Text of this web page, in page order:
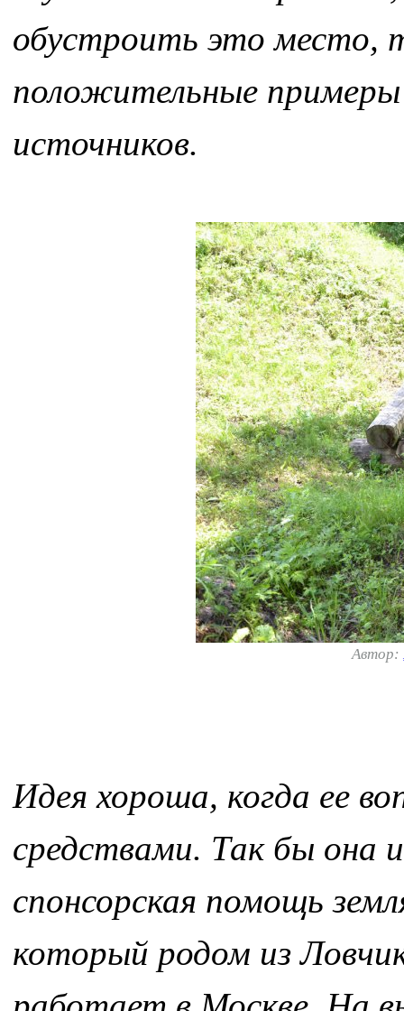
обустроить это место,
положительные
источников.
Автор:
Идея хороша, когда ее
средствами. Так бы она
спонсорская помощь
который родом из